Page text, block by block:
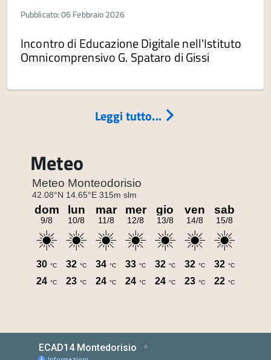
Pubblicato: 06 Febbraio 2026
Incontro di Educazione Digitale nell'Istituto
Omnicomprensivo G. Spataro di Gissi
Leggi tutto...
Meteo